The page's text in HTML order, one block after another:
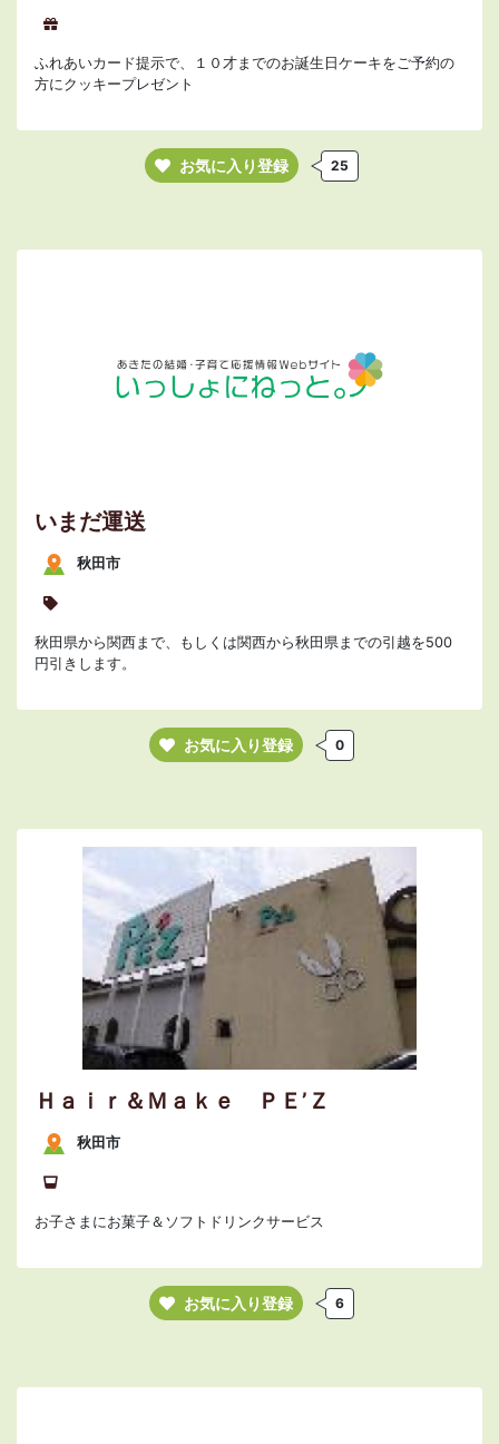
ふれあいカード提示で、１０才までのお誕生日ケーキをご予約の
方にクッキープレゼント
お気に入り登録 25
いまだ運送
秋田市
秋田県から関西まで、もしくは関西から秋田県までの引越を500
円引きします。
お気に入り登録 0
Ｈａｉｒ＆Ｍａｋｅ ＰＥ’Ｚ
秋田市
お子さまにお菓子＆ソフトドリンクサービス
お気に入り登録 6